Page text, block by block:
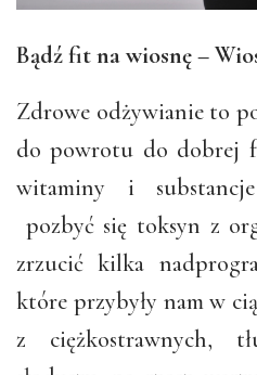
Bądź fit na wiosnę –
Zdrowe odżywianie to
do powrotu do dobrej
witaminy i
pozbyć się toksyn z
zrzucić kilka
które przybyły nam w
z ciężkostrawnych,